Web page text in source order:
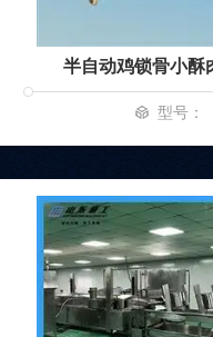
半自动鸡锁骨小酥
型号：